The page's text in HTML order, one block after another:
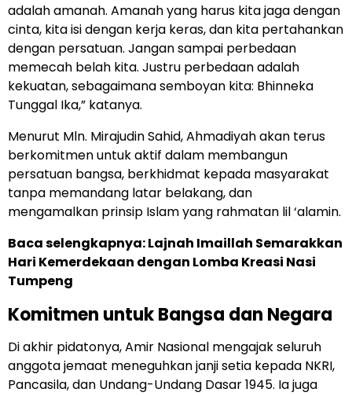
adalah amanah. Amanah yang harus kita jaga dengan
cinta, kita isi dengan kerja keras, dan kita pertahankan
dengan persatuan. Jangan sampai perbedaan
memecah belah kita. Justru perbedaan adalah
kekuatan, sebagaimana semboyan kita: Bhinneka
Tunggal Ika,” katanya.
Menurut Mln. Mirajudin Sahid, Ahmadiyah akan terus
berkomitmen untuk aktif dalam membangun
persatuan bangsa, berkhidmat kepada masyarakat
tanpa memandang latar belakang, dan
mengamalkan prinsip Islam yang rahmatan lil ‘alamin.
Baca selengkapnya:Lajnah Imaillah Semarakkan
Hari Kemerdekaan dengan Lomba Kreasi Nasi
Tumpeng
Komitmen untuk Bangsa dan Negara
Di akhir pidatonya, Amir Nasional mengajak seluruh
anggota jemaat meneguhkan janji setia kepada NKRI,
Pancasila, dan Undang-Undang Dasar 1945. Ia juga